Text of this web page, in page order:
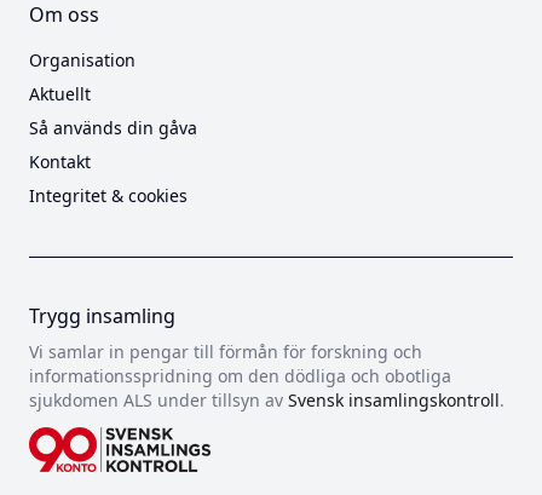
Om oss
Organisation
Aktuellt
Så används din gåva
Kontakt
Integritet & cookies
Trygg insamling
Vi samlar in pengar till förmån för forskning och
informationsspridning om den dödliga och obotliga
sjukdomen ALS under tillsyn av Svensk insamlingskontroll.